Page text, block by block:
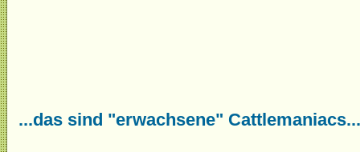
...das sind "erwachsene" Cattlemaniacs...